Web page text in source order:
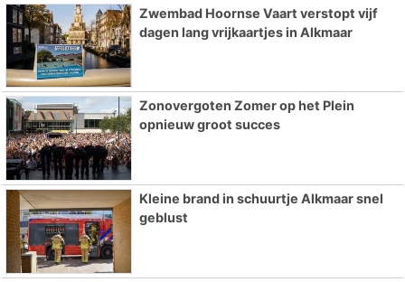
Zwembad Hoornse Vaart verstopt vijf
dagen lang vrijkaartjes in Alkmaar
Zonovergoten Zomer op het Plein
opnieuw groot succes
Kleine brand in schuurtje Alkmaar snel
geblust